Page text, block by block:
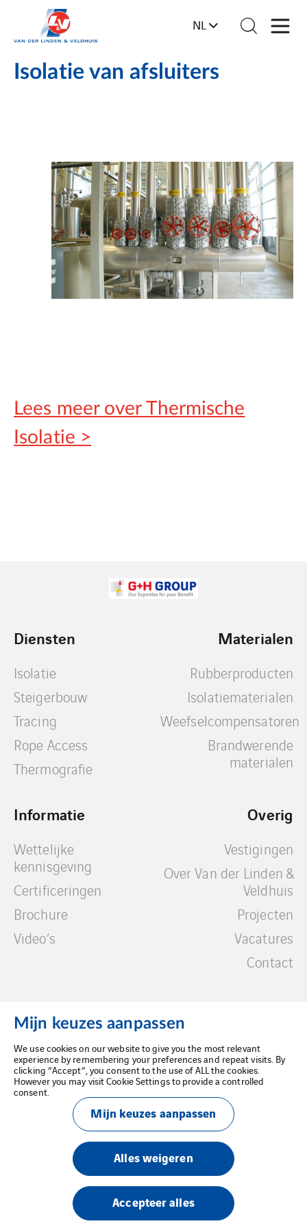
NL
Isolatie van afsluiters
Lees meer over Thermische
Isolatie >
Diensten
Isolatie
Steigerbouw
Tracing
Rope Access
Thermografie
Materialen
Rubberproducten
Isolatiematerialen
Weefselcompensatoren
Brandwerende
materialen
Informatie
Wettelijke
kennisgeving
Certificeringen
Brochure
Video’s
Overig
Vestigingen
Over Van der Linden &
Veldhuis
Projecten
Vacatures
Contact
Wettelijke kennisgeving
Privacybeleid
Cookiebeleid
Mijn keuzes aanpassen
We use cookies on our website to give you the most relevant
experience by remembering your preferences and repeat visits. By
clicking “Accept”, you consent to the use of ALL the cookies.
However you may visit Cookie Settings to provide a controlled
consent.
Mijn keuzes aanpassen
Alles weigeren
Accepteer alles